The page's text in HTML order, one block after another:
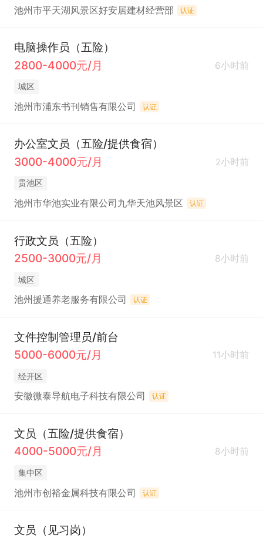
池州市平天湖风景区好安居建材经营部 认证
电脑操作员（五险）
2800-4000元/月
6小时前
城区
池州市浦东书刊销售有限公司 认证
办公室文员（五险/提供食宿）
3000-4000元/月
2小时前
贵池区
池州市华池实业有限公司九华天池风景区 认证
行政文员（五险）
2500-3000元/月
8小时前
城区
池州援通养老服务有限公司 认证
文件控制管理员/前台
5000-6000元/月
11小时前
经开区
安徽微泰导航电子科技有限公司 认证
文员（五险/提供食宿）
4000-5000元/月
8小时前
集中区
池州市创裕金属科技有限公司 认证
文员（见习岗）